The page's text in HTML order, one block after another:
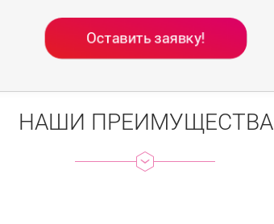
Оставить заявку!
НАШИ ПРЕИМУЩЕСТВА